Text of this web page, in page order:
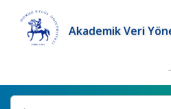
Akademik Veri
Ara